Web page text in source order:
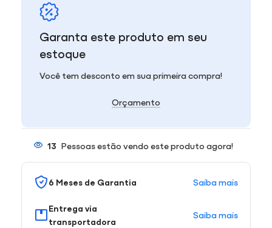
Garanta este produto em seu
estoque
Você tem desconto em sua primeira compra!
Orçamento
13 Pessoas estão vendo este produto agora!
6 Meses de Garantia Saiba mais
Entrega via
transportadora
Saiba mais